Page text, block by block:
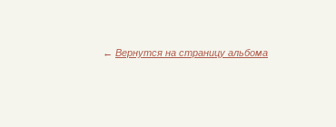
← Вернутся на страницу альбома